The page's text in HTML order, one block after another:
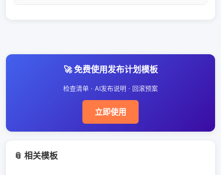
长和升级条件。🚀 免费使用发布计划模板
检查清单 · AI发布说明 · 回滚预案
立即使用
📎 相关模板